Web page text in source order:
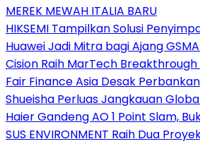
MEREK MEWAH ITALIA BARU
HIKSEMI Tampilkan Solusi
Huawei Jadi Mitra bagi Ajang
Cision Raih MarTech
Fair Finance Asia Desak
Shueisha Perluas Jangkauan
Haier Gandeng AO 1 Point Slam,
SUS ENVIRONMENT Raih Dua